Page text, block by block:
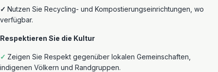
✓ Nutzen Sie Recycling- und Kompostierungseinrichtungen, wo
verfügbar.
Respektieren Sie die Kultur
✓ Zeigen Sie Respekt gegenüber lokalen Gemeinschaften,
indigenen Völkern und Randgruppen.